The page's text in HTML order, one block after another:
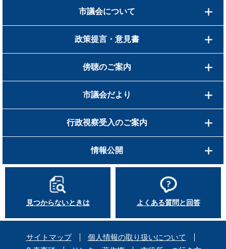
市議会について
政策提言・意見書
傍聴のご案内
市議会だより
行政視察受入のご案内
情報公開
見つからないときは よくある質問と回答
サイトマップ
個人情報の取り扱いについて